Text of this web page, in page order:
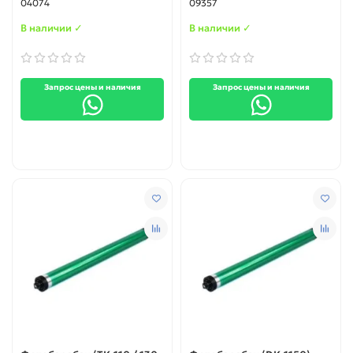
(Тайвань)
04074
В наличии ✓
Запрос цены и наличия
(Тайвань)
09357
В наличии ✓
Запрос цены и наличия